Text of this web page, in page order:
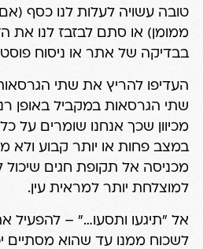
טובה עשויה לעלות לנו כסף (אם
ממומן) או סתם לבזבז לנו את
בבדיקה של אתר או ניסוח
העדיפו להריץ את שתי
שתי הגרסאות במקביל באופן
מכיוון שכך אנחנו שומרים על
במצב פחות או יותר קבוע ולא
מכניסה אל תקופת חגים
למוצלחת יותר למראית עין.
אל "תיגעו ותסעו…" – להפעיל
לשכוח ממנו עד שהוא מסתיים